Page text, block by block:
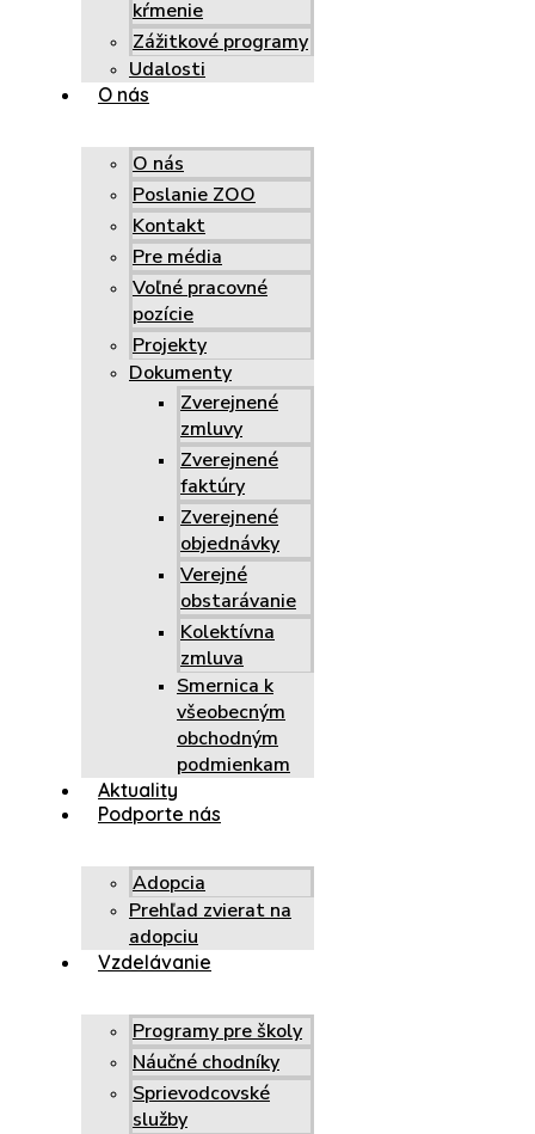
kŕmenie
Zážitkové programy
Udalosti
O nás
O nás
Poslanie ZOO
Kontakt
Pre média
Voľné pracovné
pozície
Projekty
Dokumenty
Zverejnené
zmluvy
Zverejnené
faktúry
Zverejnené
objednávky
Verejné
obstarávanie
Kolektívna
zmluva
Smernica k
všeobecným
obchodným
podmienkam
Aktuality
Podporte nás
Adopcia
Prehľad zvierat na
adopciu
Vzdelávanie
Programy pre školy
Náučné chodníky
Sprievodcovské
služby